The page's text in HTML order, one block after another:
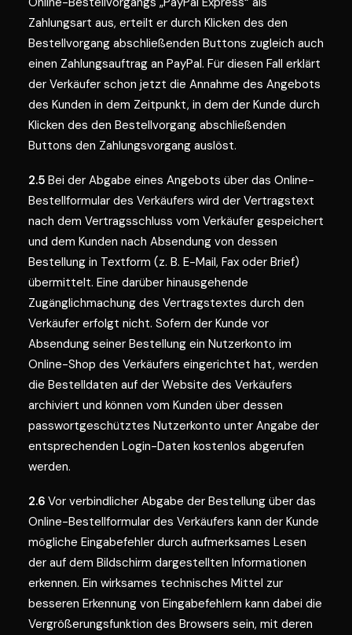
Zahlungsart aus, erteilt er durch Klicken des den
Bestellvorgang abschließenden Buttons zugleich auch
einen Zahlungsauftrag an PayPal. Für diesen Fall erklärt
der Verkäufer schon jetzt die Annahme des Angebots
des Kunden in dem Zeitpunkt, in dem der Kunde durch
Klicken des den Bestellvorgang abschließenden
Buttons den Zahlungsvorgang auslöst.
2.5 Bei der Abgabe eines Angebots über das Online-
Bestellformular des Verkäufers wird der Vertragstext
nach dem Vertragsschluss vom Verkäufer gespeichert
und dem Kunden nach Absendung von dessen
Bestellung in Textform (z. B. E-Mail, Fax oder Brief)
übermittelt. Eine darüber hinausgehende
Zugänglichmachung des Vertragstextes durch den
Verkäufer erfolgt nicht. Sofern der Kunde vor
Absendung seiner Bestellung ein Nutzerkonto im
Online-Shop des Verkäufers eingerichtet hat, werden
die Bestelldaten auf der Website des Verkäufers
archiviert und können vom Kunden über dessen
passwortgeschütztes Nutzerkonto unter Angabe der
entsprechenden Login-Daten kostenlos abgerufen
werden.
2.6 Vor verbindlicher Abgabe der Bestellung über das
Online-Bestellformular des Verkäufers kann der Kunde
mögliche Eingabefehler durch aufmerksames Lesen
der auf dem Bildschirm dargestellten Informationen
erkennen. Ein wirksames technisches Mittel zur
besseren Erkennung von Eingabefehlern kann dabei die
Vergrößerungsfunktion des Browsers sein, mit deren